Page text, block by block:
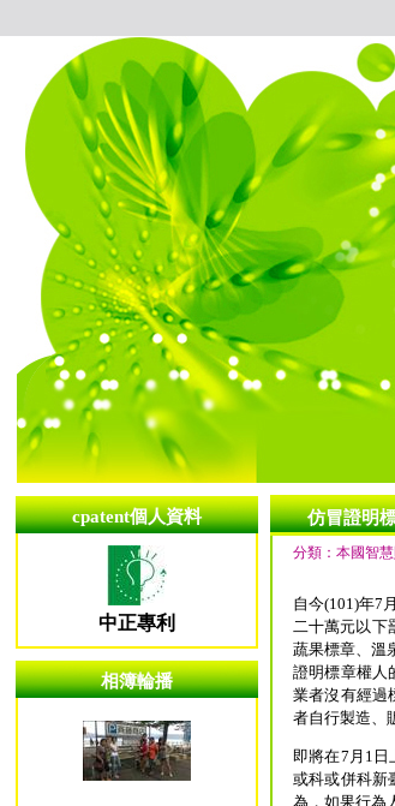
cpatent個人資料
中正專利
相簿輪播
仿冒證明
分類：本國智
自今(101)年7 月
二十萬元以下
蔬果標章、溫
證明標章權人
業者沒有經過
者自行製造、
即將在7 月 1 日
或科或併科新
為，如果行為